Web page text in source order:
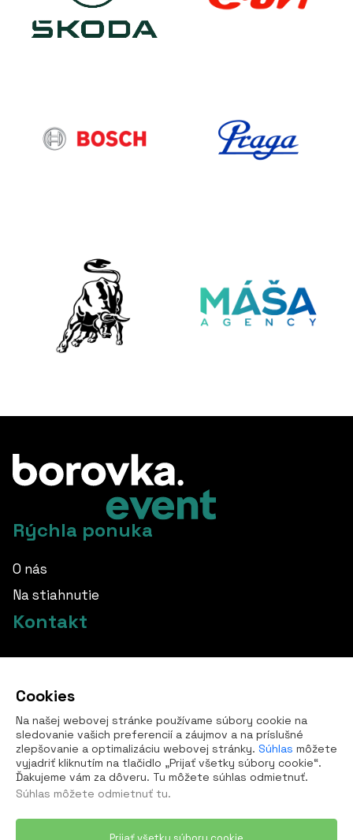
Rýchla ponuka
O nás
Na stiahnutie
Kontakt
+420 724 760 650
Všetky kontakty
Cookies
Na našej webovej stránke používame súbory cookie na
sledovanie vašich preferencií a záujmov a na príslušné
zlepšovanie a optimalizáciu webovej stránky. Súhlas môžete
vyjadriť kliknutím na tlačidlo „Prijať všetky súbory cookie“.
Ďakujeme vám za dôveru. Tu môžete súhlas odmietnuť.
Súhlas môžete odmietnuť tu.